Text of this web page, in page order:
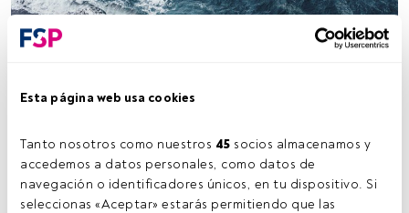
Esta página web usa cookies
Tanto nosotros como nuestros 45 socios almacenamos y
accedemos a datos personales, como datos de
navegación o identificadores únicos, en tu dispositivo. Si
seleccionas «Aceptar» estarás permitiendo que las
Tiempo lectura: 1 min.